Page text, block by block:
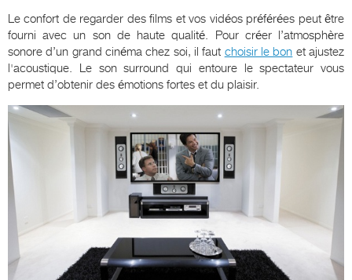
Le confort de regarder des films et vos vidéos préférées peut être
fourni avec un son de haute qualité. Pour créer l’atmosphère
sonore d’un grand cinéma chez soi, il faut choisir le bon et ajustez
l'acoustique. Le son surround qui entoure le spectateur vous
permet d’obtenir des émotions fortes et du plaisir.